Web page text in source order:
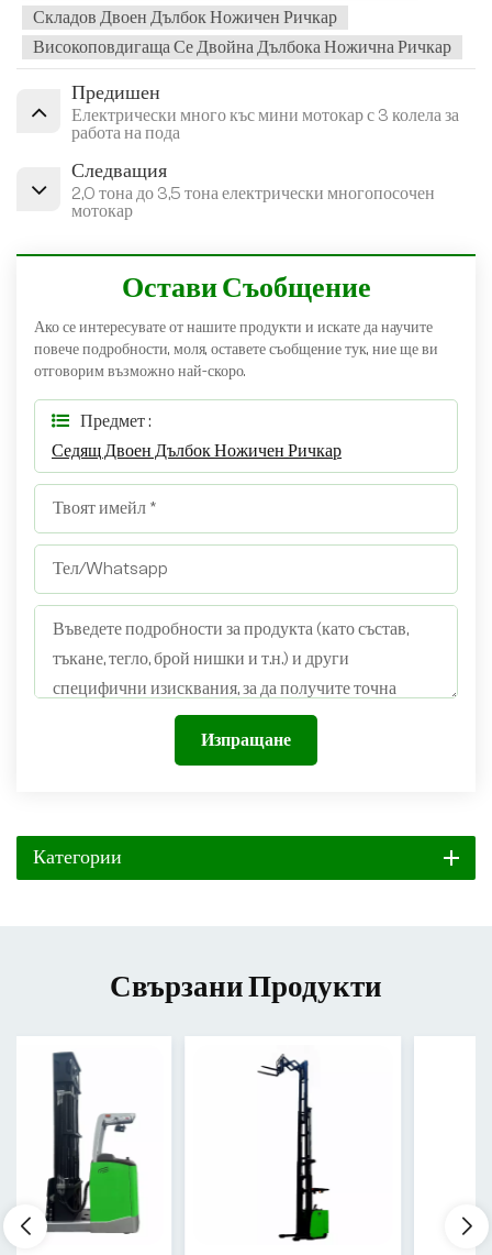
Складов Двоен Дълбок Ножичен Ричкар
Високоповдигаща Се Двойна Дълбока Ножична Ричкар
Предишен
Електрически много къс мини мотокар с 3 колела за
работа на пода
Следващия
2,0 тона до 3,5 тона електрически многопосочен
мотокар
Остави Съобщение
Ако се интересувате от нашите продукти и искате да научите
повече подробности, моля, оставете съобщение тук, ние ще ви
отговорим възможно най-скоро.
Предмет :
Седящ Двоен Дълбок Ножичен Ричкар
Изпращане
Категории
Свързани Продукти